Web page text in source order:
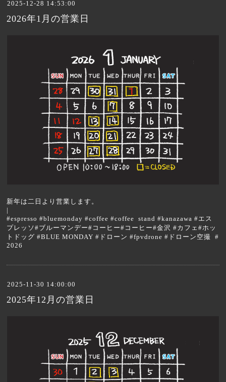
2025-12-28 14:53:00
2026年1月の営業日
新年は二日より営業します。
|
#espresso #bluemonday #coffee #coffee stand #kanazawa #エス
プレッソ#ブルーマンデー#コーヒー#コーヒー#金沢 #カフェ#ホッ
トドッグ #BLUE MONDAY #ドローン #fpvdrone #ドローン空撮 #
2026
2025-11-30 14:00:00
2025年12月の営業日